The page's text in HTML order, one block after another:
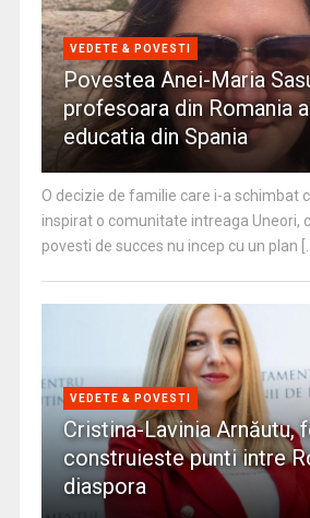
VEDETE & POVESTI
Povestea Anei-Maria
profesoara din Romania
educatia din Spania
O decizie de familie care i-a schimbat
inspirat o comunitate intreaga Uneori,
povesti de succes nu incep cu un plan
VEDETE & POVESTI
Cristina-Lavinia Arnăutu,
construieste punti intre
diaspora